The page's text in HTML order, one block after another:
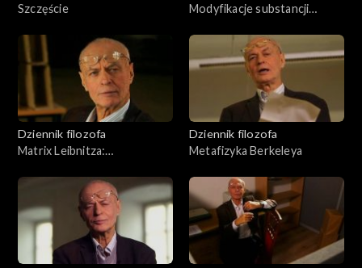
Szczęście
Modyfikacje substancji
Dziennik filozofa
Matrix Leibnitza:
Dziennik filozofa
Metafizyka Berkeleya